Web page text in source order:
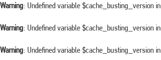
Warning: Undefined variable $cache_busting_version in
Warning: Undefined variable $cache_busting_version in
Warning: Undefined variable $cache_busting_version in